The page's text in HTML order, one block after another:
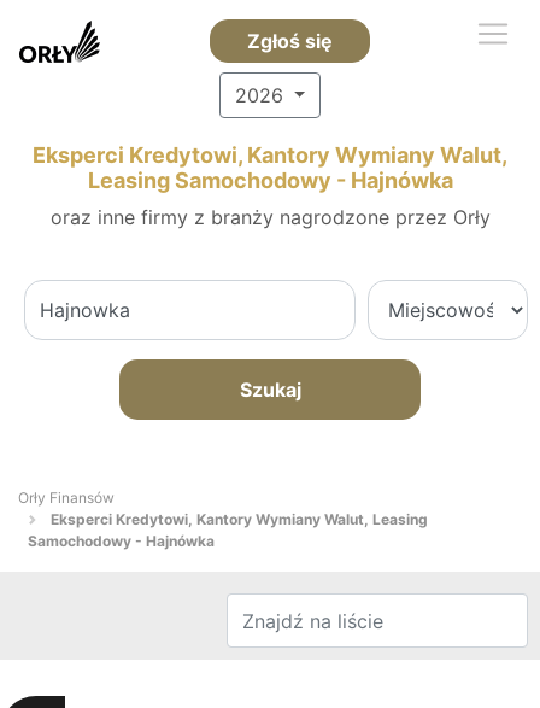
Zgłoś się
2026
Eksperci Kredytowi, Kantory Wymiany Walut,
Leasing Samochodowy - Hajnówka
oraz inne firmy z branży nagrodzone przez Orły
Szukaj
Orły Finansów
Eksperci Kredytowi, Kantory Wymiany Walut, Leasing
Samochodowy - Hajnówka